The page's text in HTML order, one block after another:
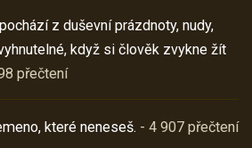
z duševní prázdnoty, nudy,
když si člověk zvykne žít
přečtení
které neneseš. - 4 907 přečtení